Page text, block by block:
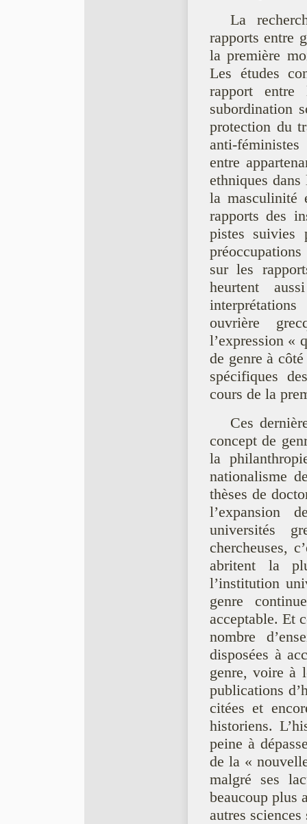
La
rapports entre
la première
Les études
rapport
subordination
protection du
anti-
entre
ethniques
la masculinité
rapports des
pistes suivies
sur les
heurtent
ouvrière
l’expression «
de genre à
spécifiques
cours de la
Ces
concept de
la
nationalisme
thèses de
l’expansion
universités
chercheuses,
abritent la
l’institution
genre
acceptable. Et
nombre
disposées à
genre, voire à
publications
citées et
historiens.
peine à
de la «
malgré ses
beaucoup plus
autres